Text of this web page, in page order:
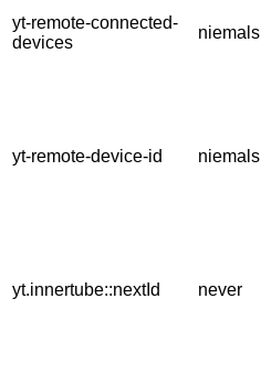
yt-remote-connected-
devices
niemals
yt-remote-device-id niemals
yt.innertube::nextId never